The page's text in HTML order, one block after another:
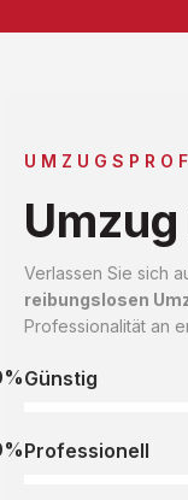
Verlassen Sie sich
reibungslosen
Professionalität an
Günstig
Professionell